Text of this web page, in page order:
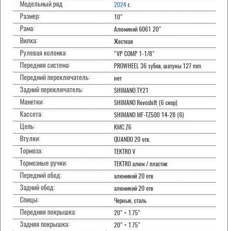
Модельный ряд 2024г.
Размер: 10"
Рама: Алюминий 6061 20"
Вилка: Жесткая
Рулевая колонка: "VP COMP 1-1/8"
Передняя система: PROWHEEL 36 зубов, шатуны 127 mm
Передний переключатель: нет
Задний переключатель: SHIMANO TY21
Манетки: SHIMANO Revoshift (6 скор)
Кассета: SHIMANO MF-TZ500 14-28 (6)
Цепь: KMC Z6
Втулки: QUANDO 20 отв.
Тормоза: TEKTRO V
Тормозные ручки: TEKTRO алюм / пластик
Передний обод: алюминий 20 отв
Задний обод: алюминий 20 отв
Спицы: Черные, сталь
Передняя покрышка: 20" × 1.75"
Задняя покрышка: 20" × 1.75"